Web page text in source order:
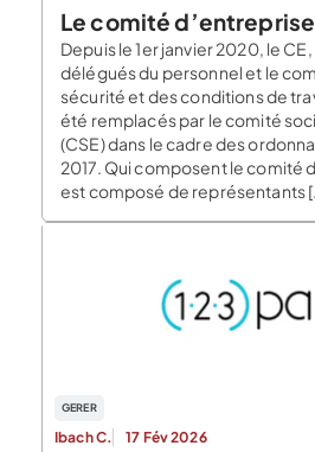
Le comité d’entreprise
Depuis le 1er janvier 2020, le
délégués du personnel et le
sécurité et des conditions de
été remplacés par le comité
(CSE) dans le cadre des
2017. Qui composent le comité
est composé de représentants
GERER
Ibach C. 17 Fév 2026